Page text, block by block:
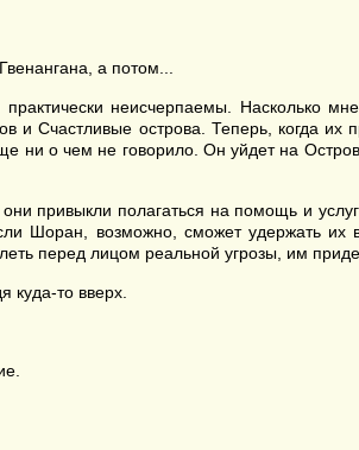
а потом...
неисчерпаемы. Насколько
и Счастливые острова. Теперь, когда
ни о чем не говорило. Он уйдет на
привыкли полагаться на помощь и
Шоран, возможно, сможет удержать их
перед лицом реальной угрозы, им
куда-то вверх.